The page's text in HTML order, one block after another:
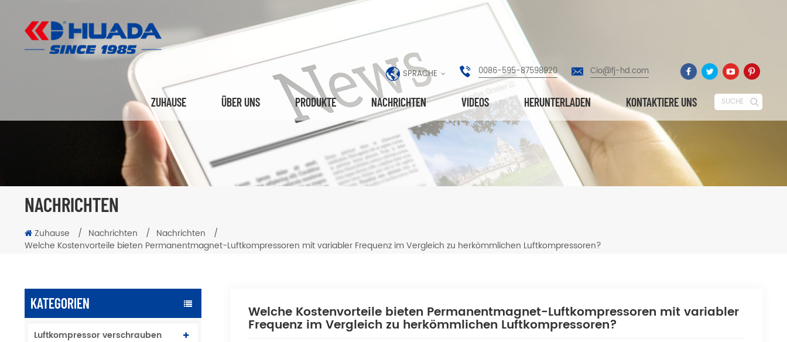
SPRACHE 0086-595-87598920 Cio@fj-hd.com
ZUHAUSE ÜBER UNS PRODUKTE NACHRICHTEN VIDEOS HERUNTERLADEN KONTAKTIERE UNS SUCHE
NACHRICHTEN
Zuhause / Nachrichten / Nachrichten
/
Welche Kostenvorteile bieten Permanentmagnet-Luftkompressoren mit variabler Frequenz im Vergleich zu herkömmlichen Luftkompressoren?
KATEGORIEN
Luftkompressor verschrauben
Welche Kostenvorteile bieten Permanentmagnet-Luftkompressoren mit variabler
Frequenz im Vergleich zu herkömmlichen Luftkompressoren?